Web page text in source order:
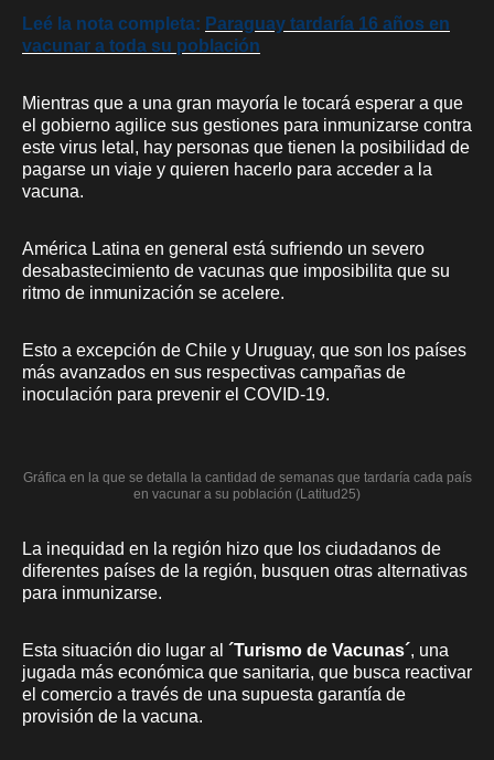
Leé la nota completa: Paraguay tardaría 16 años en
vacunar a toda su población
Mientras que a una gran mayoría le tocará esperar a que
el gobierno agilice sus gestiones para inmunizarse contra
este virus letal, hay personas que tienen la posibilidad de
pagarse un viaje y quieren hacerlo para acceder a la
vacuna.
América Latina en general está sufriendo un severo
desabastecimiento de vacunas que imposibilita que su
ritmo de inmunización se acelere.
Esto a excepción de Chile y Uruguay, que son los países
más avanzados en sus respectivas campañas de
inoculación para prevenir el COVID-19.
Gráfica en la que se detalla la cantidad de semanas que tardaría cada país
en vacunar a su población (Latitud25)
La inequidad en la región hizo que los ciudadanos de
diferentes países de la región, busquen otras alternativas
para inmunizarse.
Esta situación dio lugar al ´Turismo de Vacunas´, una
jugada más económica que sanitaria, que busca reactivar
el comercio a través de una supuesta garantía de
provisión de la vacuna.